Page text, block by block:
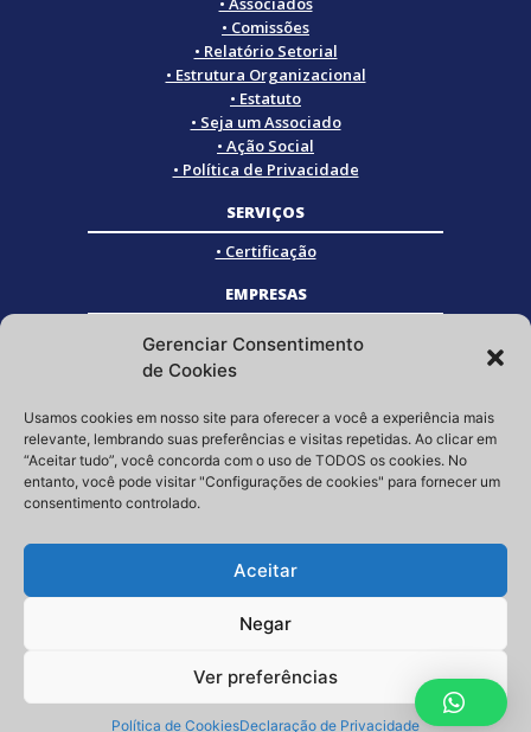
Gerenciar Consentimento
de Cookies
Usamos cookies em nosso site para oferecer a você a experiência mais
relevante, lembrando suas preferências e visitas repetidas. Ao clicar em
“Aceitar tudo”, você concorda com o uso de TODOS os cookies. No
entanto, você pode visitar "Configurações de cookies" para fornecer um
consentimento controlado.
Aceitar
Negar
Ver preferências
Política de CookiesDeclaração de Privacidade
• Comissões
• Relatório Setorial
• Estrutura Organizacional
• Estatuto
• Seja um Associado
• Ação Social
• Política de Privacidade
SERVIÇOS
• Certificação
EMPRESAS
• Empresas Associadas
• Empresas Certificadas
• Empresas Parceiras
SOCIAL
Siga a GRISTEC nas redes sociais
Copyright © 2023 | GRISTEC – Tel.: (11) 3807-3397 – E-mail:
contato@gristec.com.br